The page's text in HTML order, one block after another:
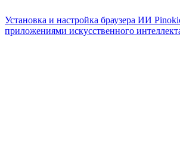
Установка и настройка браузера ИИ
приложениями искусственного